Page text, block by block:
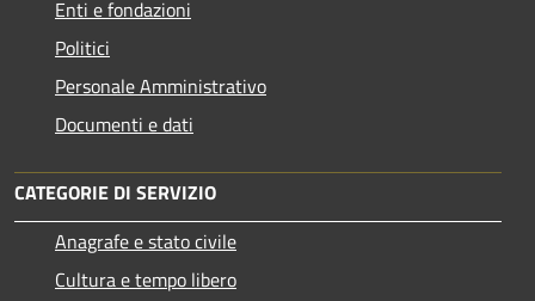
Enti e fondazioni
Politici
Personale Amministrativo
Documenti e dati
CATEGORIE DI SERVIZIO
Anagrafe e stato civile
Cultura e tempo libero